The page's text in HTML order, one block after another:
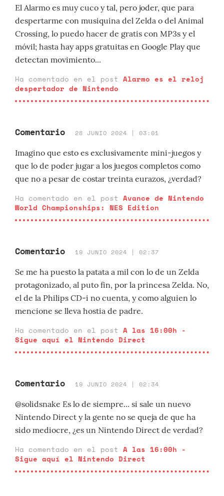
El Alarmo es muy cuco y tal, pero joder, que para
despertarme con musiquina del Zelda o del Animal
Crossing, lo puedo hacer de gratis con MP3s y el
móvil; hasta hay apps gratuitas en Google Play que
detectan movimiento...
Ha comentado en el post Alarmo es el reloj
despertador de Nintendo
Comentario 28 JUNIO 2024 | 03:01
Imagino que esto es exclusivamente mini-juegos y
que lo de poder jugar a los juegos completos como
que no a pesar de costar treinta eurazos, ¿verdad?
Ha comentado en el post Avance de Nintendo
World Championships: NES Edition
Comentario 19 JUNIO 2024 | 02:37
Se me ha puesto la patata a mil con lo de un Zelda
protagonizado, al puto fin, por la princesa Zelda. No,
el de la Philips CD-i no cuenta, y como alguien lo
mencione se lleva hostia de padre.
Ha comentado en el post A las 16:00h -
Sigue aquí el Nintendo Direct
Comentario 19 JUNIO 2024 | 02:34
@solidsnake Es lo de siempre... si sale un nuevo
Nintendo Direct y la gente no se queja de que ha
sido mediocre, ¿es un Nintendo Direct de verdad?
Ha comentado en el post A las 16:00h -
Sigue aquí el Nintendo Direct